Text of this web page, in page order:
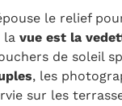
le relief
la vue est la
de soleil
, les
sur les